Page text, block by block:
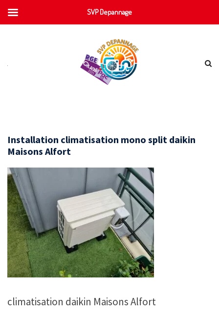
Installation climatisation mono split daikin
Maisons Alfort
climatisation daikin Maisons Alfort
SVP Depannage